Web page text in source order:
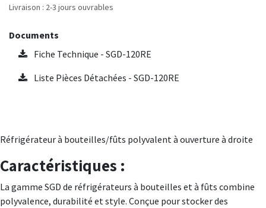
Livraison : 2-3 jours ouvrables
Documents
Fiche Technique - SGD-120RE
Liste Pièces Détachées - SGD-120RE
Réfrigérateur à bouteilles/fûts polyvalent à ouverture à droite
Caractéristiques :
La gamme SGD de réfrigérateurs à bouteilles et à fûts combine
polyvalence, durabilité et style. Conçue pour stocker des